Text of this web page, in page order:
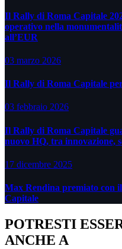
Il Rally di Roma Capitale
operativo nella
all’EUR
03 marzo 2026
Il Rally di Roma Capitale
03 febbraio 2026
Il Rally di Roma Capitale
nuovo HQ, tra innovazione,
17 dicembre 2025
Max Rendina premiato con
Capitale
POTRESTI
ANCHE A